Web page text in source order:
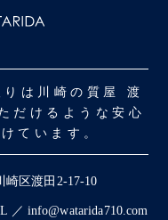
は川崎の質屋 渡
だけるような安心
ています。
崎区渡田2-17-10
／ info@watarida710.com